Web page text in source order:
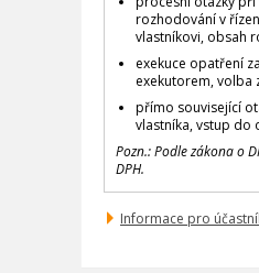
rozhodování v
vlastníkovi, obsah
exekuce opatření
exekutorem, volba
přímo související
vlastníka, vstup do
Pozn.: Podle zákona o
DPH.
Informace pro